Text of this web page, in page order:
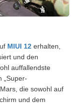
MIUI 12 erhalten,
und den
auffallendste
„Super-
die sowohl auf
und dem